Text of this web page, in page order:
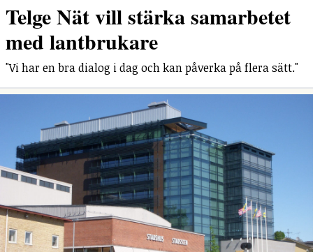
Telge Nät vill stärka samarbetet
med lantbrukare
"Vi har en bra dialog i dag och kan påverka på flera sätt."